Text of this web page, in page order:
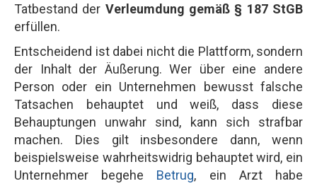
Tatbestand der Verleumdung gemäß § 187 StGB
erfüllen.
Entscheidend ist dabei nicht die Plattform, sondern
der Inhalt der Äußerung. Wer über eine andere
Person oder ein Unternehmen bewusst falsche
Tatsachen behauptet und weiß, dass diese
Behauptungen unwahr sind, kann sich strafbar
machen. Dies gilt insbesondere dann, wenn
beispielsweise wahrheitswidrig behauptet wird, ein
Unternehmer begehe Betrug, ein Arzt habe